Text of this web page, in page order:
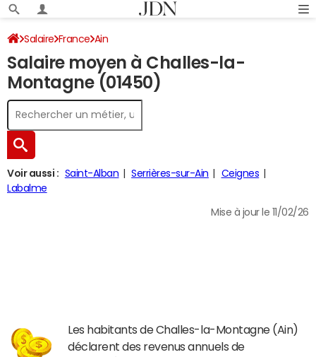
Salaire France Ain
Salaire moyen à Challes-la-
Montagne (01450)
Voir aussi : Saint-Alban Serrières-sur-Ain
Ceignes
Labalme
Mise à jour le 11/02/26
Les habitants de Challes-la-Montagne (Ain)
déclarent des revenus annuels de